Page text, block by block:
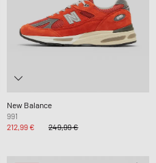
New Balance
991
212,99 €
249,99 €